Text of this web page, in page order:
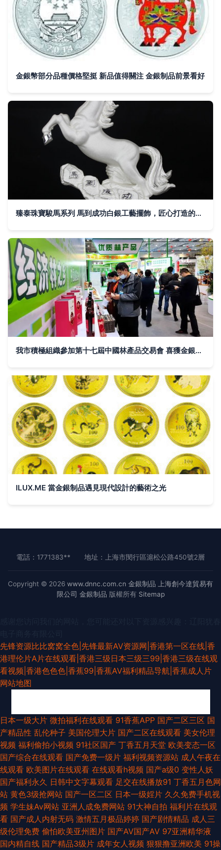
金銀幣部分品種價格堅挺 新品值得關注 金銀制品前景看好
臻泰珠寶駿馬系列 馬到成功白銀工藝擺飾，匠心打造的藝術珍品
我市積極組織參加第十七屆中國林產品交易會 喜獲金銀獎21項
ILUX.ME 當金銀制品遇見現代設計的藝術之光
電話：1771383** 地址：上海市閔行區滬松公路450號2層
Copyright © 2026 www.dnnc.com.cn 金銀制品
上海創今達貿易有
限公司 金銀制品 版權所有 Sitemap
先锋资源比比窝窝全色|先锋最新AV资源网|香港第一区在线|香
港理伦片A片在线观看|香港三级日本三级三99|香港三级在线观
看视频|香港色色色|香蕉99|香蕉AV福利精品导航|香蕉成人片
网站地图
岛国网址 色五月丁香综合网 国产视频第69页 日本精品ay无码 丝袜足交综合
性爱福利 91欧美性爱 日韩操B 亚洲综合小说网 91色se 国产AV含羞草 麻豆
AV影院 免费的av网站 欧韩午夜视频 91黑丝自慰 AV传媒在线播放 操逼视频
A 成人草www 久草影片 欧美另类人与兽 欧美色色欧美 欧美色图另类图片
超碰狠狠 国产欧美日韩日逼 男人午夜剧场 日韩伦理在线观看 91av福利 成人
国产 偷牌自拍另类 91无码超碰爱搞 亚洲伊人大香蕉 九九久久香蕉草 亚洲淫
日本一级大片 微拍福利在线观看 91香蕉APP 国产二区三区 国
产精品性 乱伦种子 美国伦理大片 国产二区在线观看 美女伦理
视频 福利偷拍小视频 91社区国产 丁香五月天堂 欧美变态一区
国产综合在线观看 国产免费一级片 福利视频资源站 成人午夜在
线观看 欧美图片在线观看 在线观看h视频 国产a级0 变性人妖
国产福利永久 日韩中文字幕观看 足交在线播放91 丁香五月色网
站 黄色3级抢网站 国产一区二区 日本一级婬片 久久免费手机视
频 学生妹Av网站 亚洲人成免费网站 91大神自拍 福利片在线观
看 国产成人内射无码 激情五月极品婷婷 国产剧情精品 成人三
级伦理免费 偷怕欧美亚州图片 国产AV国产AV 97亚洲精华液
国内精自线 国产精品3级片 成年女人视频 狠狠撸亚洲欧美 91操